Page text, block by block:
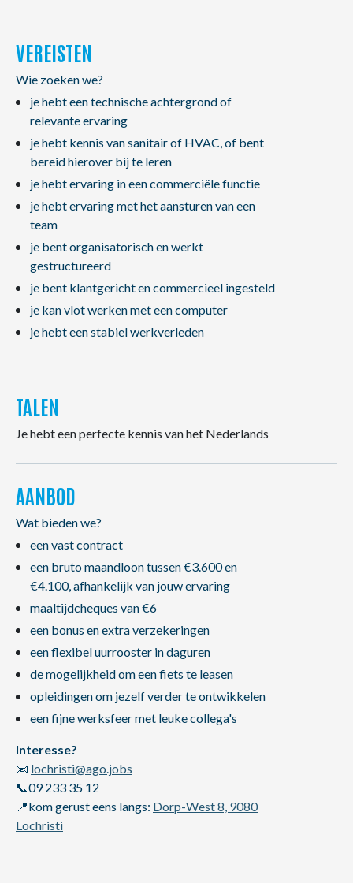
VEREISTEN
Wie zoeken we?
je hebt een technische achtergrond of
relevante ervaring
je hebt kennis van sanitair of HVAC, of bent
bereid hierover bij te leren
je hebt ervaring in een commerciële functie
je hebt ervaring met het aansturen van een
team
je bent organisatorisch en werkt
gestructureerd
je bent klantgericht en commercieel ingesteld
je kan vlot werken met een computer
je hebt een stabiel werkverleden
TALEN
Je hebt een perfecte kennis van het Nederlands
AANBOD
Wat bieden we?
een vast contract
een bruto maandloon tussen €3.600 en
€4.100, afhankelijk van jouw ervaring
maaltijdcheques van €6
een bonus en extra verzekeringen
een flexibel uurrooster in daguren
de mogelijkheid om een fiets te leasen
opleidingen om jezelf verder te ontwikkelen
een fijne werksfeer met leuke collega's
Interesse?
📧 lochristi@ago.jobs
📞09 233 35 12
📍kom gerust eens langs: Dorp-West 8, 9080
Lochristi